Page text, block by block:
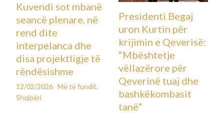
Kuvendi sot mbanë
seancë plenare, në
rend dite
interpelanca dhe
disa projektligje të
rëndësishme
12/02/2026 Më të fundit,
Shqipëri
Presidenti Begaj
uron Kurtin për
krijimin e Qeverisë:
“Mbështetje
vëllazërore për
Qeverinë tuaj dhe
bashkëkombasit
tanë”